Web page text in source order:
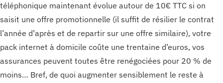
téléphonique maintenant évolue autour de 10€ TTC si on
saisit une offre promotionnelle (il suffit de résilier le contrat
l’année d’après et de repartir sur une offre similaire), votre
pack internet à domicile coûte une trentaine d’euros, vos
assurances peuvent toutes être renégociées pour 20 % de
moins… Bref, de quoi augmenter sensiblement le reste à